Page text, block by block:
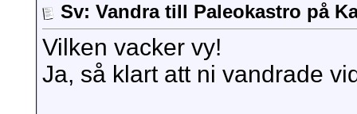
Sv: Vandra till Paleokastro på
Vilken vacker vy!
Ja, så klart att ni vandrade